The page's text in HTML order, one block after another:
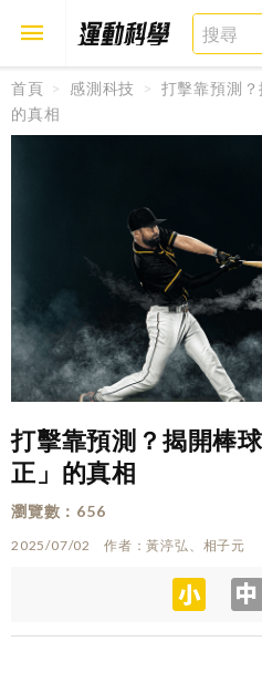
首頁 感測科技
打擊靠預測？
的真相
打擊靠預測？揭開棒
正」的真相
瀏覽數 656
2025/07/02 作者 黃渟弘、相子元